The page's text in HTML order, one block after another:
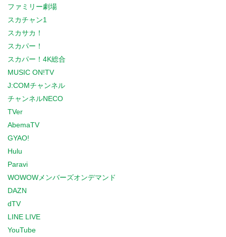
ファミリー劇場
スカチャン1
スカサカ！
スカパー！
スカパー！4K総合
MUSIC ON!TV
J:COMチャンネル
チャンネルNECO
TVer
AbemaTV
GYAO!
Hulu
Paravi
WOWOWメンバーズオンデマンド
DAZN
dTV
LINE LIVE
YouTube